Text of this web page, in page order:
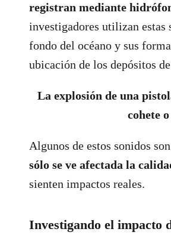
registran mediante
investigadores utilizan estas
fondo del océano y sus
ubicación de los depósitos
La explosión de una
cohete
Algunos de estos sonidos
sólo se ve afectada la
sienten impactos reales.
Investigando el impacto